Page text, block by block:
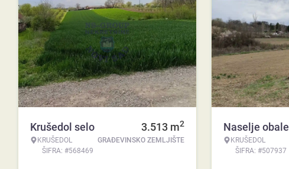
Krušedol selo
KRUŠEDOL
ŠIFRA: #568469
3.513 m2
GRAĐEVINSKO ZEMLJIŠTE
Naselje obale
KRUŠEDOL
ŠIFRA: #507937